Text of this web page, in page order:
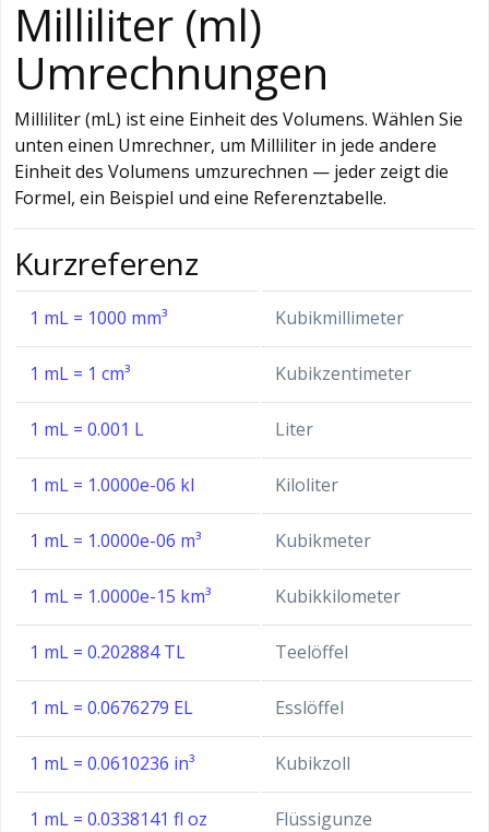
Milliliter (ml)
Umrechnungen
Milliliter (mL) ist eine Einheit des Volumens. Wählen Sie
unten einen Umrechner, um Milliliter in jede andere
Einheit des Volumens umzurechnen — jeder zeigt die
Formel, ein Beispiel und eine Referenztabelle.
Kurzreferenz
1 mL = 1000 mm³ Kubikmillimeter
1 mL = 1 cm³ Kubikzentimeter
1 mL = 0.001 L Liter
1 mL = 1.0000e-06 kl Kiloliter
1 mL = 1.0000e-06 m³ Kubikmeter
1 mL = 1.0000e-15 km³ Kubikkilometer
1 mL = 0.202884 TL Teelöffel
1 mL = 0.0676279 EL Esslöffel
1 mL = 0.0610236 in³ Kubikzoll
1 mL = 0.0338141 fl oz Flüssigunze